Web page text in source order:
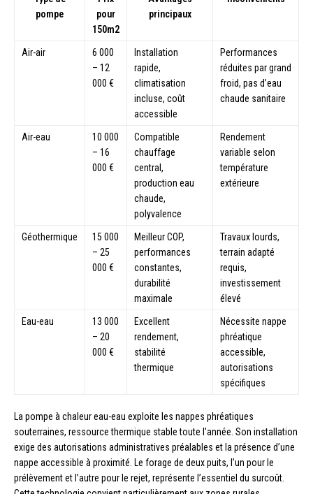
pompe
pour
150m2
principaux
Air-air
6 000
– 12
000 €
Installation
rapide,
climatisation
incluse, coût
accessible
Performances
réduites par grand
froid, pas d’eau
chaude sanitaire
Air-eau
10 000
– 16
000 €
Compatible
chauffage
central,
production eau
chaude,
polyvalence
Rendement
variable selon
température
extérieure
Géothermique
15 000
– 25
000 €
Meilleur COP,
performances
constantes,
durabilité
maximale
Travaux lourds,
terrain adapté
requis,
investissement
élevé
Eau-eau
13 000
– 20
000 €
Excellent
rendement,
stabilité
thermique
Nécessite nappe
phréatique
accessible,
autorisations
spécifiques
La pompe à chaleur eau-eau exploite les nappes phréatiques
souterraines, ressource thermique stable toute l’année. Son installation
exige des autorisations administratives préalables et la présence d’une
nappe accessible à proximité. Le forage de deux puits, l’un pour le
prélèvement et l’autre pour le rejet, représente l’essentiel du surcoût.